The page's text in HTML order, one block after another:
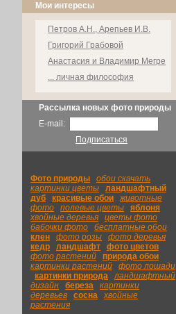
Мои интересы
Петров А.Н., Арепьев И.В.
Григорий Грабовой
Анастасия и Владимир Мегре
... личная философия
Рассылка новых фото природы
E-mail:
Подписаться
Фото природы обои скачать
картинки цветы
ландшафтный
дуб
красивые обои
животные
фото
полевые цветы яблоня
хвойные деревья
цветы фото
бабочки фото
бесплатные обои
клен
фото розы фото деревья
кедр
ландшафт фото цветов
фото растений
природа обои
картинки растений
фото лошади
картинки природа |ландшафтный
дизайн
береза
картинки
деревьев
сосна
хвойные
растения